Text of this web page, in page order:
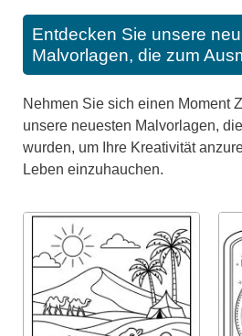
Entdecken Sie unsere
Malvorlagen, die zum
Nehmen Sie sich einen Moment
unsere neuesten Malvorlagen,
wurden, um Ihre Kreativität
Leben einzuhauchen.